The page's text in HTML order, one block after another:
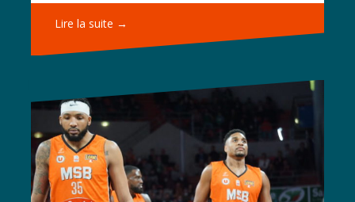
Lire la suite →